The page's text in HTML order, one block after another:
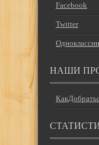
Facebook
Twitter
НАШИ